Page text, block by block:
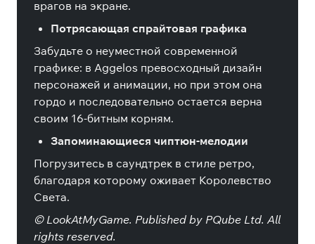
врагов на экране.
Потрясающая спрайтовая графика
Забудьте о неуместной современной
графике: в Aggelos превосходный дизайн
персонажей и анимации, но при этом она
гордо и последовательно остается верна
своим 16-битным корням.
Запоминающиеся чиптюн-мелодии
Погрузитесь в саундтрек в стиле ретро,
благодаря которому оживает Королевство
Света.
© LookAtMyGame. Published by PQube Ltd. All
rights reserved.